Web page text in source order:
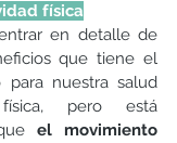
física
en detalle de
que tiene el
para nuestra salud
pero está
el movimiento